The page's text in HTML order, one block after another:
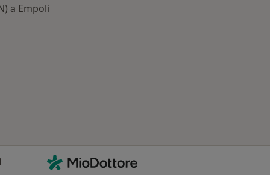
a Empoli
Contatti
MioDottore - Homepage